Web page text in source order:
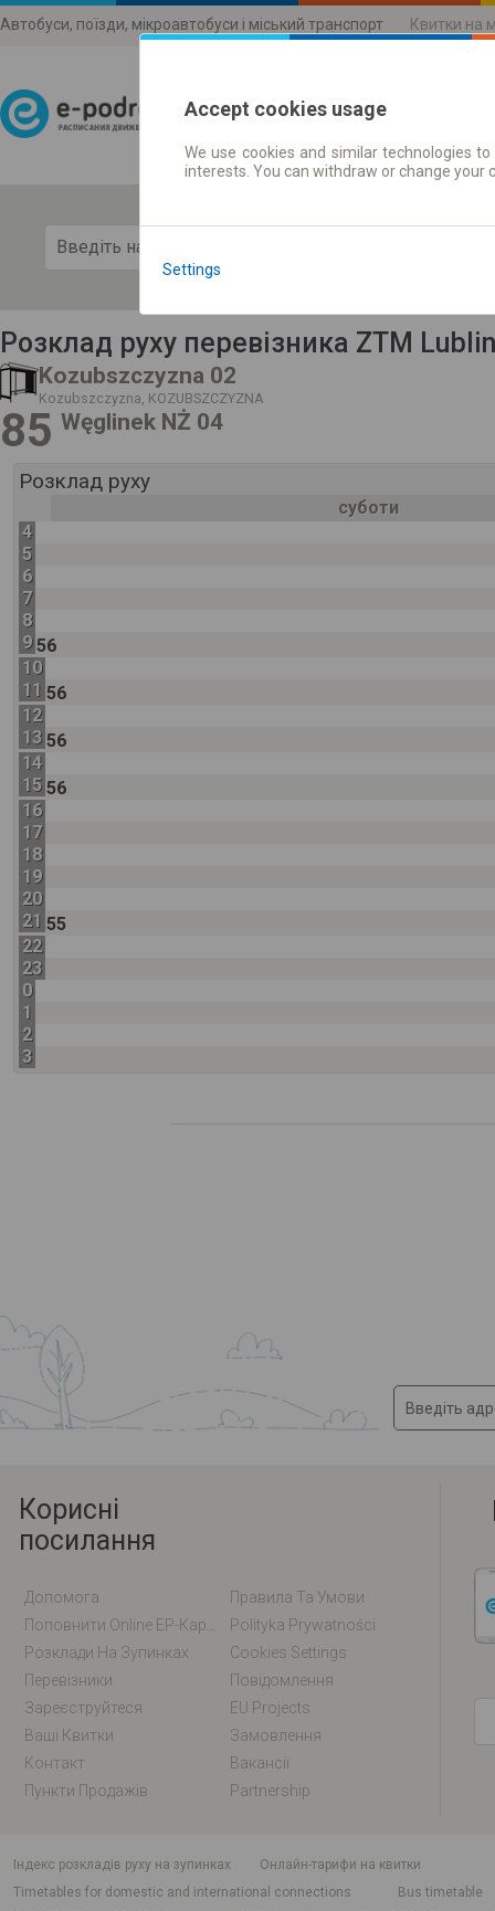
Автобуси, поїзди, мікроавтобуси і міський транспорт Квитки на
Розклади руху
Розклад руху перевізника ZTM Lublin
Kozubszczyzna 02
Kozubszczyzna, KOZUBSZCZYZNA
85 Węglinek NŻ 04
Розклад руху
суботи
4
5
6
7
8
9 56
10
11 56
12
13 56
14
15 56
16
17
18
19
20
21 55
22
23
0
1
2
3
Корисні
посилання
Допомога
Правила Та Умови
Polityka Prywatności
Розклади На Зупинках
Cookies Settings
Перевізники
Повідомлення
Зареєструйтеся
EU Projects
Ваші Квитки
Замовлення
Контакт
Вакансії
Пункти Продажів
Partnership
індекс розкладів руху на зупинках
Онлайн-тарифи на квитки
Timetables for domestic and international connections
Bus timetable
Accept cookies usage
We use cookies and similar technologies
interests. You can withdraw or change
Settings